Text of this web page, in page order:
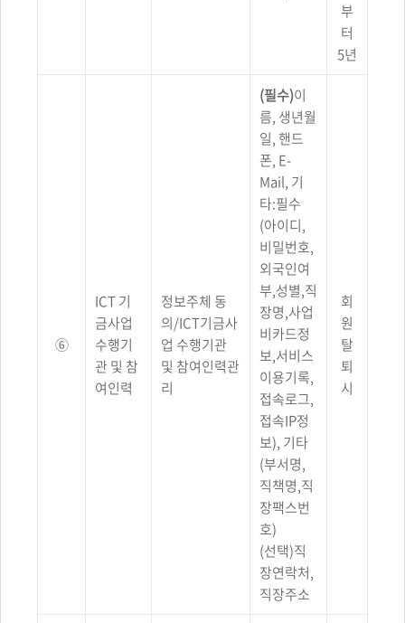
부
터
5년
⑥
ICT 기
금사업
수행기
관 및 참
여인력
정보주체 동
의/ICT기금사
업 수행기관
및 참여인력관
리
(필수)이
름, 생년월
일, 핸드
폰, E-
Mail, 기
타:필수
(아이디,
비밀번호,
외국인여
부,성별,직
장명,사업
비카드정
보,서비스
이용기록,
접속로그,
접속IP정
보), 기타
(부서명,
직책명,직
장팩스번
호)
(선택)직
장연락처,
직장주소
회
원
탈
퇴
시